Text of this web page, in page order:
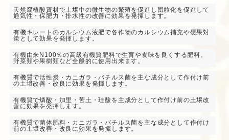
天然腐植酸資材で土壌中の微生物の繁殖を促進し団粒化を促進して
通気性・保肥力・排水性の改善に効果を発揮します。
有機キレートのカルシウム液肥で各作物のカルシウム補充や硬果対
策として効果を発揮します。
有機由来N100％の高級有機質肥料で生育や食味を良くする肥料。
野菜類や果樹類など全般的に使用出来ます。
有機質で活性炭・カニガラ・バチルス菌を主な成分として作付け前
の土壌改善・改良に効果を発揮します。
有機質で燐酸・加里・苦土・珪酸を主成分として作付け前の土壌改
善に効果を発揮します。
有機質で菌体肥料・カニガラ・バチルス菌を主な成分として作付け
前の土壌改善・改良に効果を発揮します。